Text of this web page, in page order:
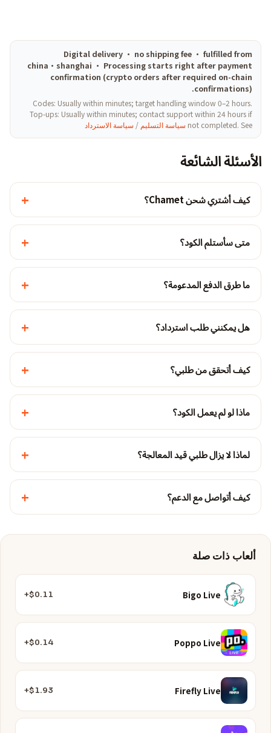
Digital delivery · no shipping fee · fulfilled from
china·shanghai · Processing starts right after payment
confirmation (crypto orders after required on-chain
confirmations).
Codes: Usually within minutes; target handling window 0–2 hours.
Top-ups: Usually within minutes; contact support within 24 hours if
not completed. See سياسة التسليم / سياسة الاسترداد
الأسئلة الشائعة
كيف أشتري شحن Chamet؟ +
متى سأستلم الكود؟ +
ما طرق الدفع المدعومة؟ +
هل يمكنني طلب استرداد؟ +
كيف أتحقق من طلبي؟ +
ماذا لو لم يعمل الكود؟ +
لماذا لا يزال طلبي قيد المعالجة؟ +
كيف أتواصل مع الدعم؟ +
ألعاب ذات صلة
Bigo Live
$0.11+
Poppo Live
$0.14+
Firefly Live
$1.93+